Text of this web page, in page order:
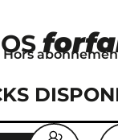
Hors